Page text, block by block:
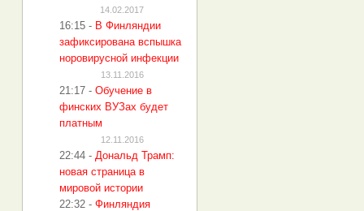
14.02.2017
16:15 - В Финляндии
зафиксирована вспышка
норовирусной инфекции
13.11.2016
21:17 - Обучение в
финских ВУЗах будет
платным
12.11.2016
22:44 - Дональд Трамп:
новая страница в
мировой истории
22:32 - Финляндия